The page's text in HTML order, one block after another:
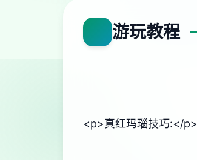
游玩教程
<p>真红玛瑙技巧:</p>